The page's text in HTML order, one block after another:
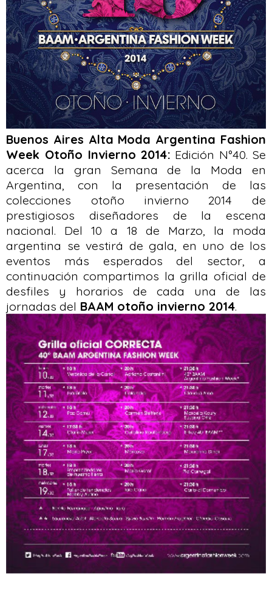
Buenos Aires Alta Moda Argentina Fashion
Week Otoño Invierno 2014: Edición N°40. Se
acerca la gran Semana de la Moda en
Argentina, con la presentación de las
colecciones otoño invierno 2014 de
prestigiosos diseñadores de la escena
nacional. Del 10 a 18 de Marzo, la moda
argentina se vestirá de gala, en uno de los
eventos más esperados del sector, a
continuación compartimos la grilla oficial de
desfiles y horarios de cada una de las
jornadas del BAAM otoño invierno 2014.